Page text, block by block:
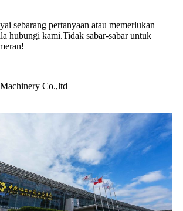
sebarang pertanyaan atau memerlukan
hubungi kami.Tidak sabar-sabar untuk
Co.,ltd